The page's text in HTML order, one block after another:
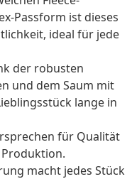
Passform ist dieses
ideal für jede
der robusten
und dem Saum mit
lange in
für Qualität
macht jedes Stück